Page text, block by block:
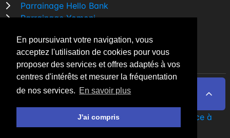
En poursuivant votre navigation, vous
acceptez l'utilisation de cookies pour vous
proposer des services et offres adaptés à vos
centres d'intérêts et mesurer la fréquentation
de nos services. En savoir plus
J'ai compris
Parrainage Hello Bank
Parrainage Yomoni
Comparatif banque
By Night v5.7.3| © 2026 - Tous droits réservés
par undéveloppeur Web Freelance à
Toulouse